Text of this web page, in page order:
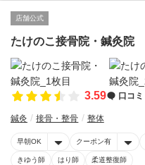
店舗公式
たけのこ接骨院・鍼灸院
3.59 口コミ
鍼灸 接骨・整骨 整体
早朝OK クーポン有
きゆう師 はり師 柔道整復師